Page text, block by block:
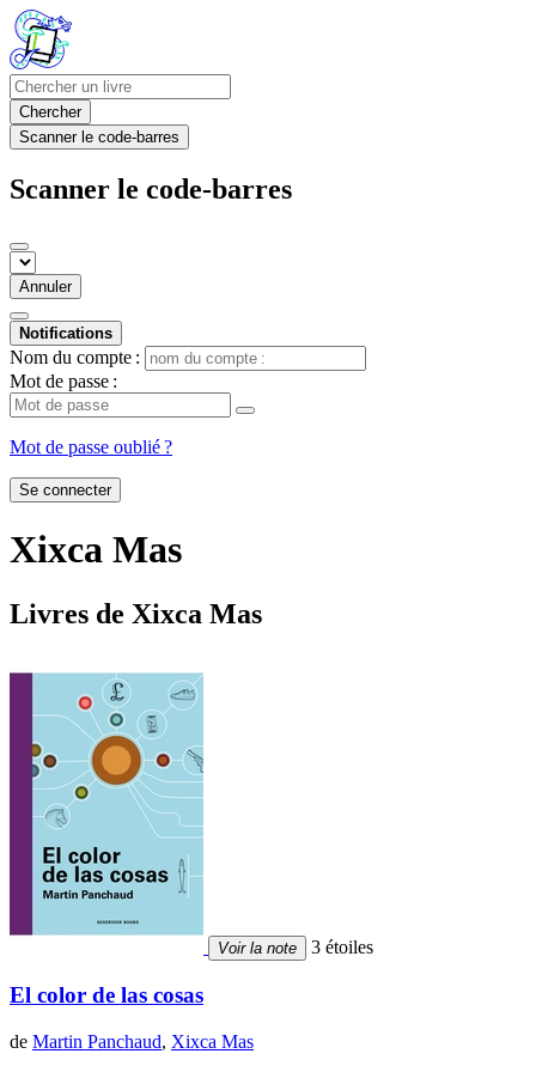
Chercher
Scanner le code-barres
Scanner le code-barres
Annuler
Notifications
Nom du compte :
Mot de passe :
Mot de passe oublié ?
Se connecter
Xixca Mas
Livres de Xixca Mas
Voir la note 3 étoiles
El color de las cosas
de Martin Panchaud, Xixca Mas